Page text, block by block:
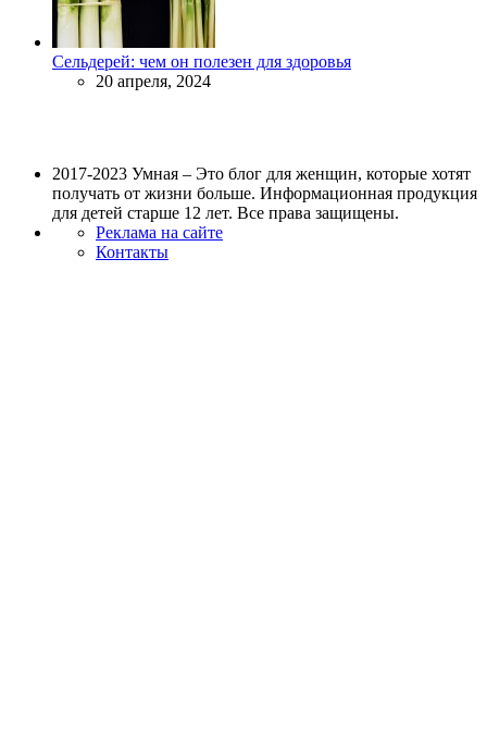
Сельдерей: чем он полезен для здоровья
20 апреля, 2024
2017-2023 Умная – Это блог для женщин, которые хотят
получать от жизни больше. Информационная продукция
для детей старше 12 лет. Все права защищены.
Реклама на сайте
Контакты